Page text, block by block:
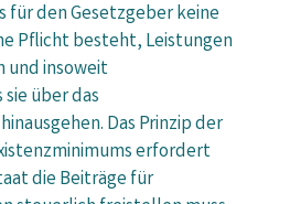
für den Gesetzgeber keine
Pflicht besteht, Leistungen
und insoweit
über das
Das Prinzip der
erfordert
die Beiträge für